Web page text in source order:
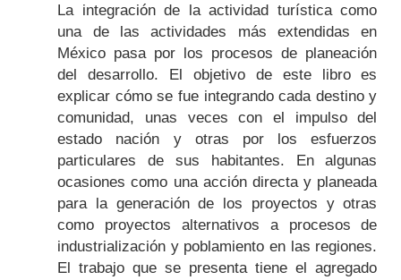
Body
La integración de la actividad turística como
una de las actividades más extendidas en
México pasa por los procesos de planeación
del desarrollo. El objetivo de este libro es
explicar cómo se fue integrando cada destino y
comunidad, unas veces con el impulso del
estado nación y otras por los esfuerzos
particulares de sus habitantes. En algunas
ocasiones como una acción directa y planeada
para la generación de los proyectos y otras
como proyectos alternativos a procesos de
industrialización y poblamiento en las regiones.
El trabajo que se presenta tiene el agregado